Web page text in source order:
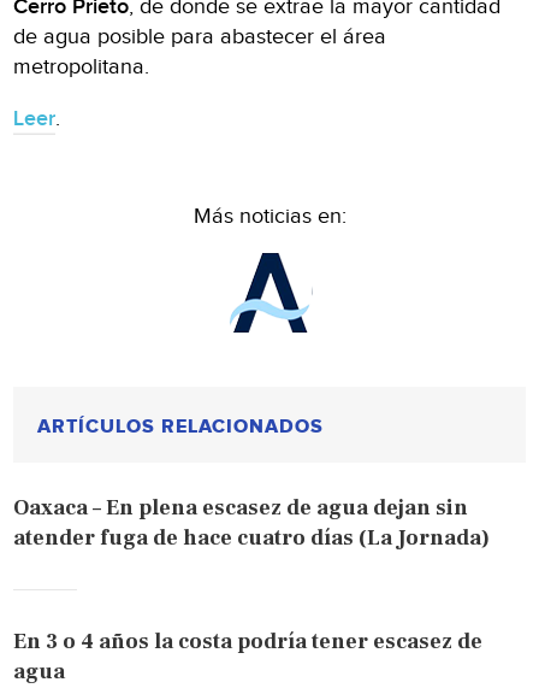
Cerro Prieto, de donde se extrae la mayor cantidad
de agua posible para abastecer el área
metropolitana.
Leer.
Más noticias en:
ARTÍCULOS RELACIONADOS
Oaxaca – En plena escasez de agua dejan sin
atender fuga de hace cuatro días (La Jornada)
En 3 o 4 años la costa podría tener escasez de
agua